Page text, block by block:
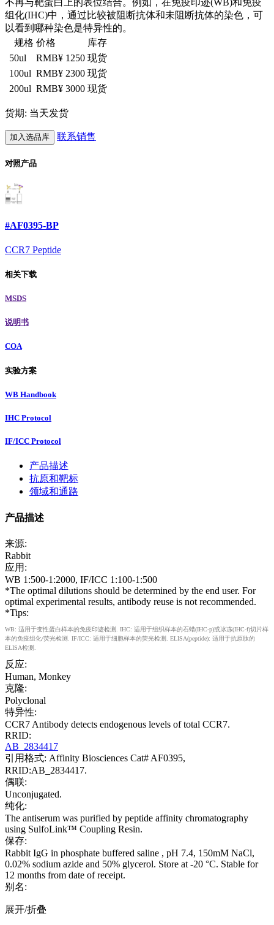
组化(IHC)中，通过比较被阻断抗体和未阻断抗体的染色，可
以看到哪种染色是特异性的。
规格 价格
库存
50ul
RMB¥ 1250 现货
100ul RMB¥ 2300 现货
200ul RMB¥ 3000 现货
货期: 当天发货
加入选品库 联系销售
对照产品
#AF0395-BP
CCR7 Peptide
相关下载
MSDS
说明书
COA
实验方案
WB Handbook
IHC Protocol
IF/ICC Protocol
产品描述
抗原和靶标
领域和通路
产品描述
来源:
Rabbit
应用:
WB 1:500-1:2000, IF/ICC 1:100-1:500
*The optimal dilutions should be determined by the end user. For
optimal experimental results, antibody reuse is not recommended.
*Tips:
WB: 适用于变性蛋白样本的免疫印迹检测. IHC: 适用于组织样本的石蜡(IHC-p)或冰冻(IHC-f)切片样
本的免疫组化/荧光检测. IF/ICC: 适用于细胞样本的荧光检测. ELISA(peptide): 适用于抗原肽的
ELISA检测.
反应:
Human, Monkey
克隆:
Polyclonal
特异性:
CCR7 Antibody detects endogenous levels of total CCR7.
RRID:
AB_2834417
引用格式: Affinity Biosciences Cat# AF0395,
RRID:AB_2834417.
偶联:
Unconjugated.
纯化:
The antiserum was purified by peptide affinity chromatography
using SulfoLink™ Coupling Resin.
保存:
Rabbit IgG in phosphate buffered saline , pH 7.4, 150mM NaCl,
0.02% sodium azide and 50% glycerol. Store at -20 °C. Stable for
12 months from date of receipt.
别名:
展开/折叠